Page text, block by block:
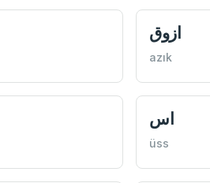
ازوق
azık
اس
üss